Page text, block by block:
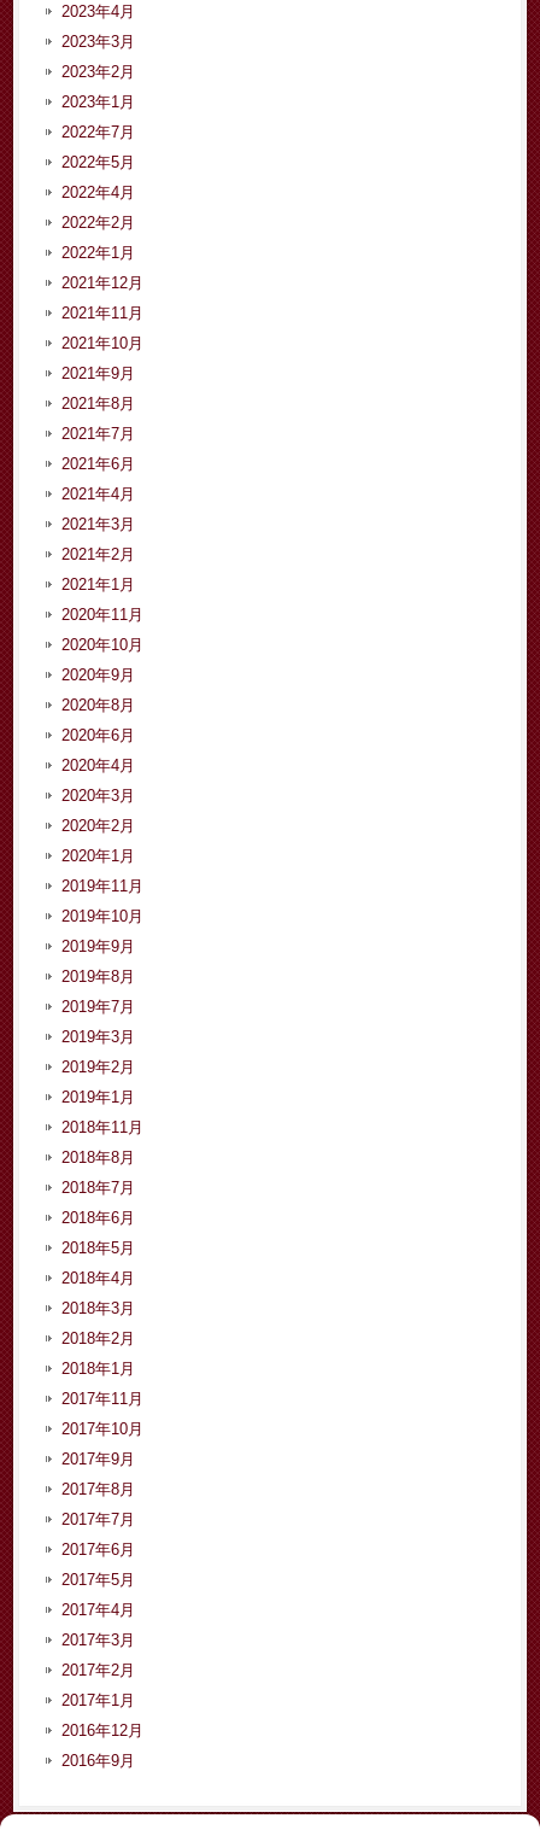
2023年4月
2023年3月
2023年2月
2023年1月
2022年7月
2022年5月
2022年4月
2022年2月
2022年1月
2021年12月
2021年11月
2021年10月
2021年9月
2021年8月
2021年7月
2021年6月
2021年4月
2021年3月
2021年2月
2021年1月
2020年11月
2020年10月
2020年9月
2020年8月
2020年6月
2020年4月
2020年3月
2020年2月
2020年1月
2019年11月
2019年10月
2019年9月
2019年8月
2019年7月
2019年3月
2019年2月
2019年1月
2018年11月
2018年8月
2018年7月
2018年6月
2018年5月
2018年4月
2018年3月
2018年2月
2018年1月
2017年11月
2017年10月
2017年9月
2017年8月
2017年7月
2017年6月
2017年5月
2017年4月
2017年3月
2017年2月
2017年1月
2016年12月
2016年9月